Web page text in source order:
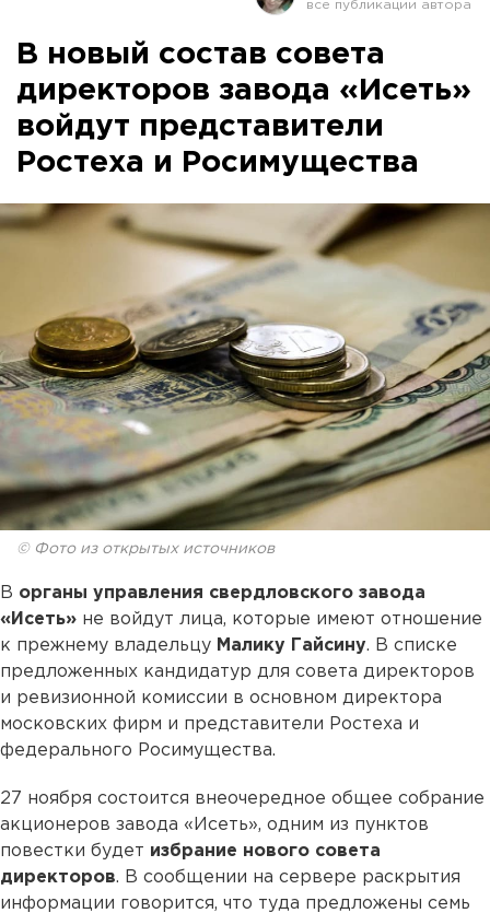
В новый состав совета
директоров завода «Исеть»
войдут представители
Ростеха и Росимущества
© Фото из открытых источников
В органы управления свердловского завода
«Исеть» не войдут лица, которые имеют отношение
к прежнему владельцу Малику Гайсину. В списке
предложенных кандидатур для совета директоров
и ревизионной комиссии в основном директора
московских фирм и представители Ростеха и
федерального Росимущества.
27 ноября состоится внеочередное общее собрание
акционеров завода «Исеть», одним из пунктов
повестки будет избрание нового совета
директоров. В сообщении на сервере раскрытия
информации говорится, что туда предложены семь